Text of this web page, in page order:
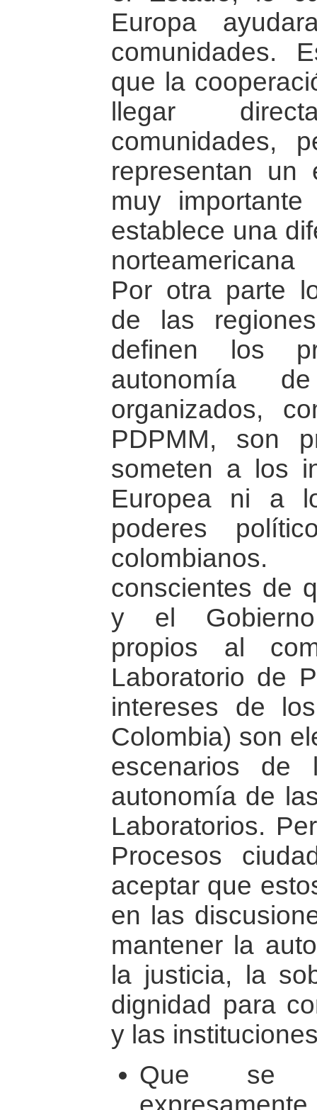
Europa
comunidades.
que la
llegar
comunidades,
representan un
muy
establece una
Por otra parte
de las
definen los
autonomía
organizados,
PDPMM, son
someten a los
Europea ni a
poderes
conscientes de
y el
propios al
Laboratorio de
intereses de
Colombia) son
escenarios de
autonomía de
Laboratorios.
Procesos
aceptar que
en las
mantener la
la justicia, la
dignidad para
y las
Que se